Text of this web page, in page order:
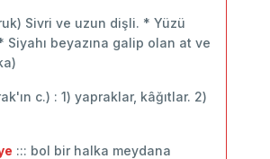
Sivri ve uzun dişli. * Yüzü
beyazına galip olan at ve
c.) : 1) yapraklar, kâğıtlar. 2)
::: bol bir halka meydana